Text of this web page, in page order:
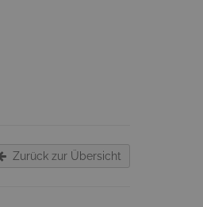
Zurück zur Übersicht